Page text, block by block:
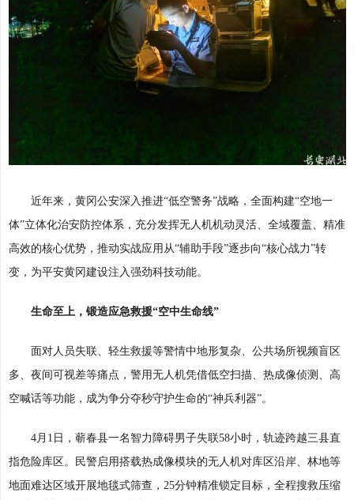
近年来，黄冈公安深入推进“低空警务”战略，全面构建“空地一
体”立体化治安防控体系，充分发挥无人机机动灵活、全域覆盖、精准
高效的核心优势，推动实战应用从“辅助手段”逐步向“核心战力”转
变，为平安黄冈建设注入强劲科技动能。
生命至上，锻造应急救援“空中生命线”
面对人员失联、轻生救援等警情中地形复杂、公共场所视频盲区
多、夜间可视差等痛点，警用无人机凭借低空扫描、热成像侦测、高
空喊话等功能，成为争分夺秒守护生命的“神兵利器”。
4月1日，蕲春县一名智力障碍男子失联58小时，轨迹跨越三县直
指危险库区。民警启用搭载热成像模块的无人机对库区沿岸、林地等
地面难达区域开展地毯式筛查，25分钟精准锁定目标，全程搜救压缩